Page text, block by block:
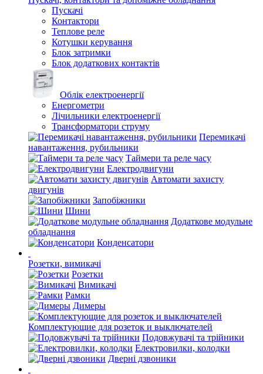
Пускачі
Контактори
Теплове реле
Котушки керування
Блок затримки
Блок додаткових контактів
Облік електроенергії
Енергометри
Лічильники електроенергії
Трансформатори струму
Перемикачі
навантаження, рубильники
Таймери та реле часу
Електродвигуни
Автомати захисту
двигунів
Запобіжники
Шини
Додаткове модульне
обладнання
Конденсатори
Розетки, вимикачі
Розетки
Вимикачі
Рамки
Димеры
Комплектующие для розеток и выключателей
Подовжувачі та трійники
Електровилки, колодки
Дверні дзвоники